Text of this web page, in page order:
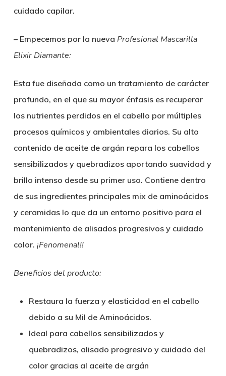
cuidado capilar.
– Empecemos por la nueva Profesional Mascarilla
Elixir Diamante:
Esta fue diseñada como un tratamiento de carácter
profundo, en el que su mayor énfasis es recuperar
los nutrientes perdidos en el cabello por múltiples
procesos químicos y ambientales diarios. Su alto
contenido de aceite de argán repara los cabellos
sensibilizados y quebradizos aportando suavidad y
brillo intenso desde su primer uso. Contiene dentro
de sus ingredientes principales mix de aminoácidos
y ceramidas lo que da un entorno positivo para el
mantenimiento de alisados progresivos y cuidado
color. ¡Fenomenal!!
Beneficios del producto:
Restaura la fuerza y elasticidad en el cabello
debido a su Mil de Aminoácidos.
Ideal para cabellos sensibilizados y
quebradizos, alisado progresivo y cuidado del
color gracias al aceite de argán